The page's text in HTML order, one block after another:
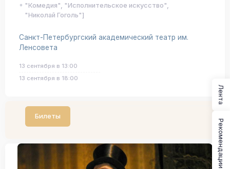
"Комедия", "Исполнительское искусство",
"Николай Гоголь"]
Санкт-Петербургский академический театр им.
Ленсовета
13 сентября в 13:00
13 сентября в 18:00
Билеты
Лента
Рекомендации